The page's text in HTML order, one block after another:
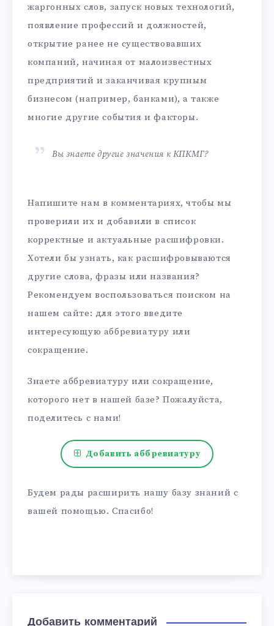
жаргонных слов, запуск новых технологий,
появление профессий и должностей,
открытие ранее не существовавших
компаний, начиная от малоизвестных
предприятий и заканчивая крупным
бизнесом (например, банками), а также
многие другие события и факторы.
Вы знаете другие значения к КПКМГ?
Напишите нам в комментариях, чтобы мы
проверили их и добавили в список
корректные и актуальные расшифровки.
Хотели бы узнать, как расшифровываются
другие слова, фразы или названия?
Рекомендуем воспользоваться поиском на
нашем сайте: для этого введите
интересующую аббревиатуру или
сокращение.
Знаете аббревиатуру или сокращение,
которого нет в нашей базе? Пожалуйста,
поделитесь с нами!
Добавить аббревиатуру
Будем рады расширить нашу базу знаний с
вашей помощью. Спасибо!
Добавить комментарий